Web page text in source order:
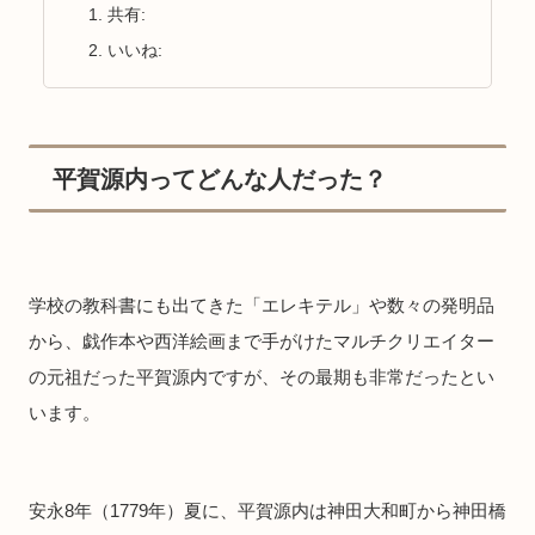
共有:
いいね:
平賀源内ってどんな人だった？
学校の教科書にも出てきた「エレキテル」や数々の発明品
から、戯作本や西洋絵画まで手がけたマルチクリエイター
の元祖だった平賀源内ですが、その最期も非常だったとい
います。
安永8年（1779年）夏に、平賀源内は神田大和町から神田橋